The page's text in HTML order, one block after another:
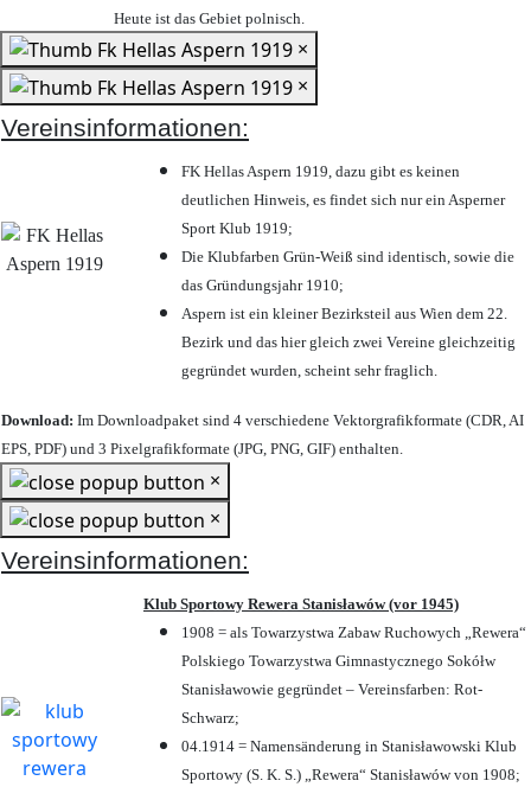
Heute ist das Gebiet polnisch.
×
×
Vereinsinformationen:
FK Hellas Aspern 1919, dazu gibt es keinen
deutlichen Hinweis, es findet sich nur ein Asperner
Sport Klub 1919;
Die Klubfarben Grün-Weiß sind identisch, sowie die
das Gründungsjahr 1910;
Aspern ist ein kleiner Bezirksteil aus Wien dem 22.
Bezirk und das hier gleich zwei Vereine gleichzeitig
gegründet wurden, scheint sehr fraglich.
Download: Im Downloadpaket sind 4 verschiedene Vektorgrafikformate (CDR, AI
EPS, PDF) und 3 Pixelgrafikformate (JPG, PNG, GIF) enthalten.
×
×
Vereinsinformationen:
Klub Sportowy Rewera Stanisławów (vor 1945)
1908 = als Towarzystwa Zabaw Ruchowych „Rewera“
Polskiego Towarzystwa Gimnastycznego Sokółw
Stanisławowie gegründet – Vereinsfarben: Rot-
Schwarz;
04.1914 = Namensänderung in Stanisławowski Klub
Sportowy (S. K. S.) „Rewera“ Stanisławów von 1908;